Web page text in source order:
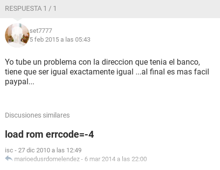
RESPUESTA 1 / 1
set7777
5 feb 2015 a las 05:43
Yo tube un problema con la direccion que tenia el banco,
tiene que ser igual exactamente igual ...al final es mas facil
paypal...
Discusiones similares
load rom errcode=-4
isc - 27 dic 2010 a las 12:49
marioedusrdomelendez - 6 mar 2014 a las 22:00